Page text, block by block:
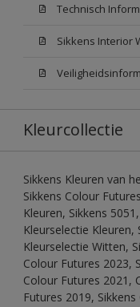
Technisch
Kleurcollectie
Sikkens Kleuren van
Sikkens Colour
Kleuren, Sikkens
Kleurselectie Kleuren,
Kleurselectie Witten,
Colour Futures 2023,
Colour Futures 2021,
Futures 2019,